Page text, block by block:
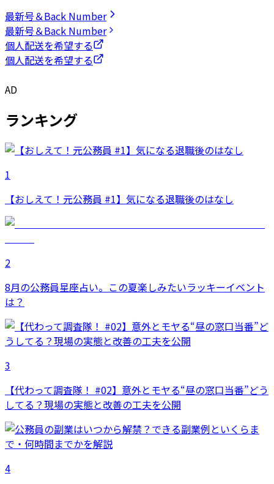
最新号＆Back Number
最新号＆Back Number
個人配送を希望する
個人配送を希望する
AD
ランキング
1
【おしえて！元公務員 #1】気になる退職後のはなし
2
8月の公務員星座占い。この夏楽しみたいラッキーイベント
は？
3
【代わって調査隊！ #02】意外とモヤる“昼の窓口当番”どう
してる？現場の実態と改善の工夫を公開
4